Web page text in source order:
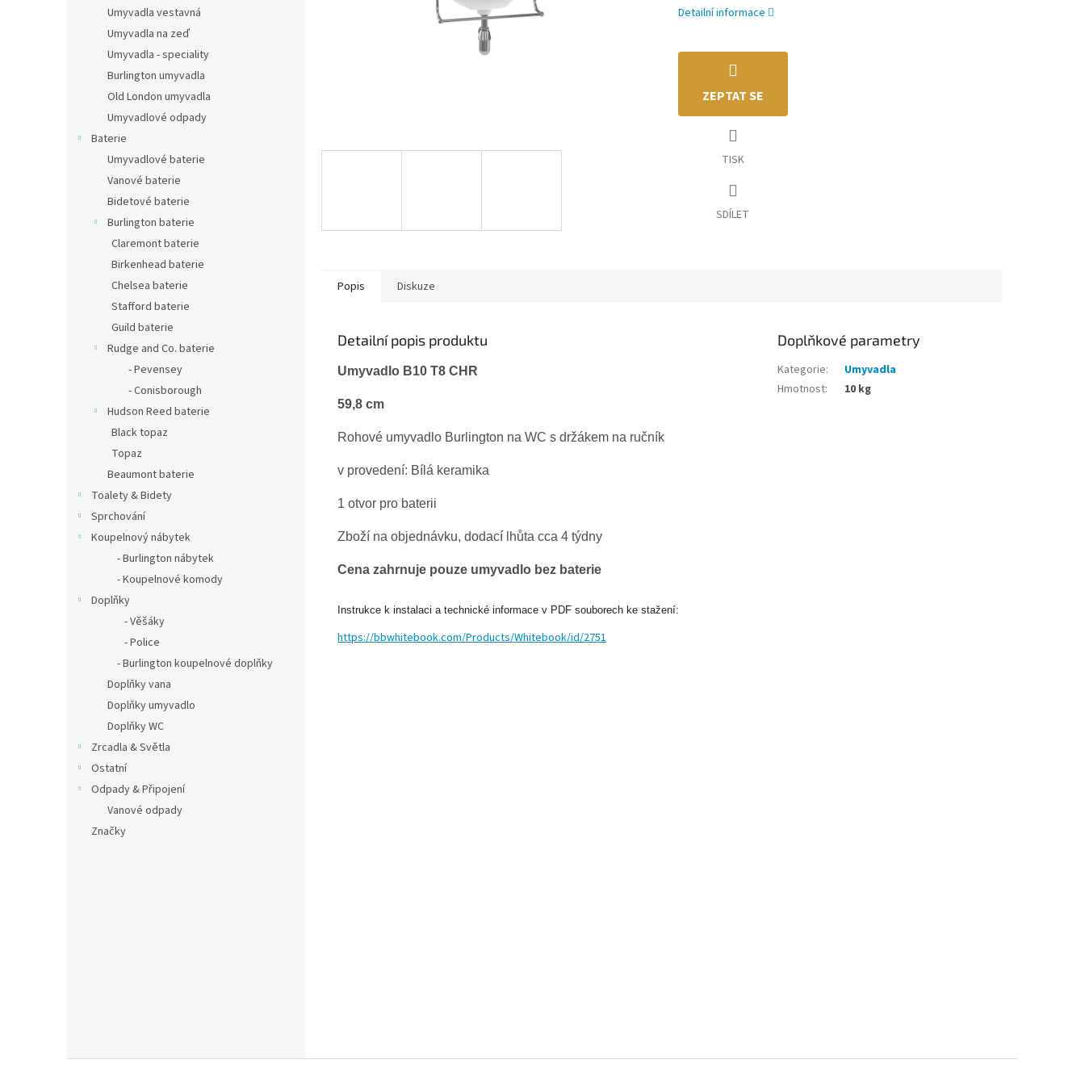
Umyvadla vestavná
Umyvadla na zeď
Umyvadla - speciality
Burlington umyvadla
Old London umyvadla
Umyvadlové odpady
Baterie
Umyvadlové baterie
Vanové baterie
Bidetové baterie
Burlington baterie
Claremont baterie
Birkenhead baterie
Chelsea baterie
Stafford baterie
Guild baterie
Rudge and Co. baterie
- Pevensey
- Conisborough
Hudson Reed baterie
Black topaz
Topaz
Beaumont baterie
Toalety & Bidety
Sprchování
Koupelnový nábytek
- Burlington nábytek
- Koupelnové komody
Doplňky
- Věšáky
- Police
- Burlington koupelnové doplňky
Doplňky vana
Doplňky umyvadlo
Doplňky WC
Zrcadla & Světla
Ostatní
Odpady & Připojení
Vanové odpady
Značky
Detailní informace
TISK
ZEPTAT SE
SDÍLET
Popis Diskuze
Detailní popis produktu
Umyvadlo B10 T8 CHR
59,8 cm
Rohové umyvadlo Burlington na WC s držákem na ručník
v provedení: Bílá keramika
1 otvor pro baterii
Zboží na objednávku, dodací lhůta cca 4 týdny
Cena zahrnuje pouze umyvadlo bez baterie
Instrukce k instalaci a technické informace v PDF souborech ke stažení:
https://bbwhitebook.com/Products/Whitebook/id/2751
Doplňkové parametry
Kategorie:
Umyvadla
Hmotnost: 10 kg